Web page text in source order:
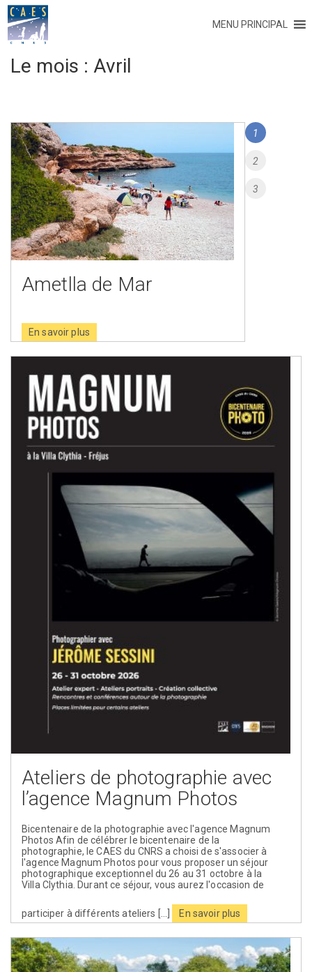
MENU PRINCIPAL
Le mois : Avril
Ametlla de Mar
En savoir plus
Ateliers de photographie avec
l’agence Magnum Photos
Bicentenaire de la photographie avec l'agence Magnum
Photos Afin de célébrer le bicentenaire de la
photographie, le CAES du CNRS a choisi de s'associer à
l'agence Magnum Photos pour vous proposer un séjour
photographique exceptionnel du 26 au 31 octobre à la
Villa Clythia. Durant ce séjour, vous aurez l'occasion de
participer à différents ateliers [...] En savoir plus
Navigation
des
articles
Page
1
Page
2
Page
3